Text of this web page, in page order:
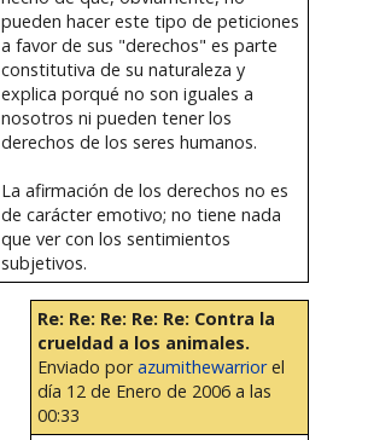
pueden hacer este tipo de peticiones
a favor de sus "derechos" es parte
constitutiva de su naturaleza y
explica porqué no son iguales a
nosotros ni pueden tener los
derechos de los seres humanos.
La afirmación de los derechos no es
de carácter emotivo; no tiene nada
que ver con los sentimientos
subjetivos.
Re: Re: Re: Re: Re: Contra la
crueldad a los animales.
Enviado porazumithewarriorel
día 12 de Enero de 2006 a las
00:33